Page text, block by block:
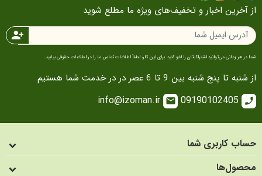
اخبار و تخفیف‌های ویژه ما مطلع شوید
هر زمانی می‌توانید اشتراک‌تان را لغو کنید. برای این کار، لطفاً اطلاعات تماس ما را در اطلاعات حقوقی بیابید.
تا پنج شنبه بین 9 تا 6 عصر در در خدمت شما هستیم
09190102405
email
info@izoman.ir
کاربری شما